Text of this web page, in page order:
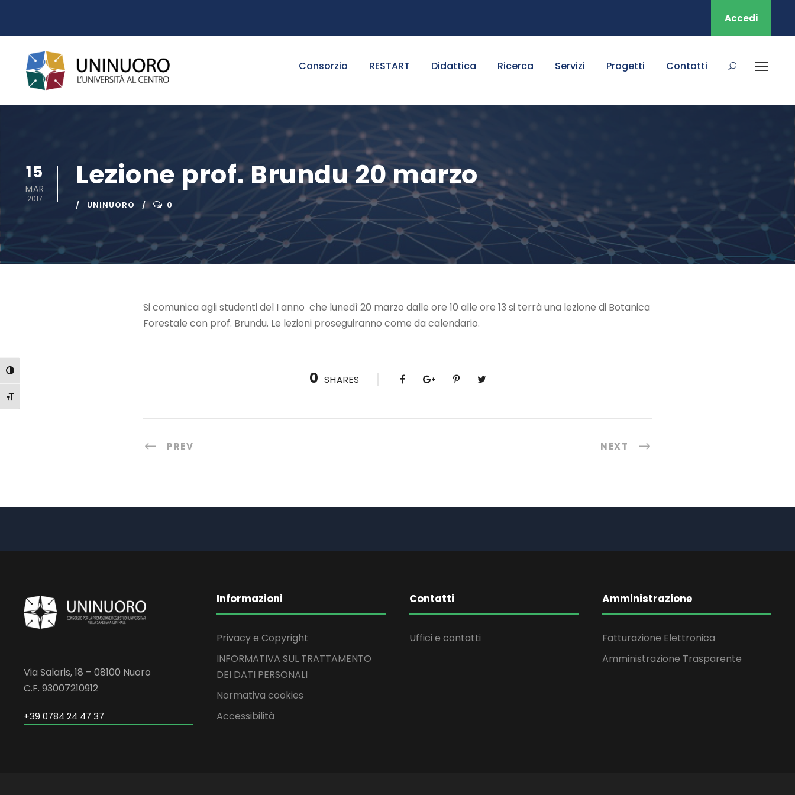
Attiva/disattiva alto contrasto
Attiva/disattiva dimensione testo
Accedi
Consorzio RESTART Didattica Ricerca Servizi Progetti Contatti
15
MAR
2017
Lezione prof. Brundu 20 marzo
UNINUORO 0
Si comunica agli studenti del I anno che lunedì 20 marzo dalle ore 10 alle ore 13 si terrà una lezione di Botanica
Forestale con prof. Brundu. Le lezioni proseguiranno come da calendario.
0 SHARES
PREV NEXT
Via Salaris, 18 – 08100 Nuoro
C.F. 93007210912
+39 0784 24 47 37
Informazioni
Privacy e Copyright
INFORMATIVA SUL TRATTAMENTO
DEI DATI PERSONALI
Normativa cookies
Accessibilità
Contatti
Uffici e contatti
Amministrazione
Fatturazione Elettronica
Amministrazione Trasparente